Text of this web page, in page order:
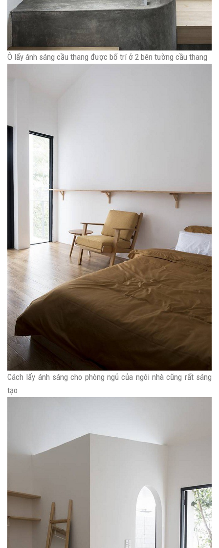
Ô lấy ánh sáng cầu thang được bố trí ở 2 bên tường cầu thang
Cách lấy ánh sáng cho phòng ngủ của ngôi nhà cũng rất sáng
tạo